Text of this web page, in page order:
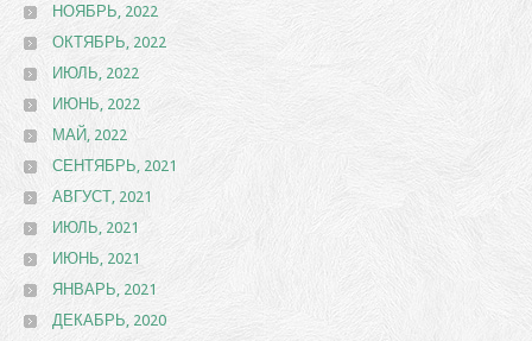
НОЯБРЬ, 2022
ОКТЯБРЬ, 2022
ИЮЛЬ, 2022
ИЮНЬ, 2022
МАЙ, 2022
СЕНТЯБРЬ, 2021
АВГУСТ, 2021
ИЮЛЬ, 2021
ИЮНЬ, 2021
ЯНВАРЬ, 2021
ДЕКАБРЬ, 2020